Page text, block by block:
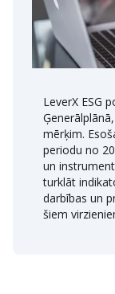
LeverX ESG
mērķim.
periodu no
un
turklāt
darbības un
šiem